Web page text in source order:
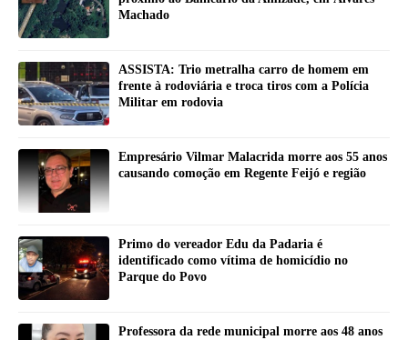
Machado
ASSISTA: Trio metralha carro de homem em
frente à rodoviária e troca tiros com a Polícia
Militar em rodovia
Empresário Vilmar Malacrida morre aos 55 anos
causando comoção em Regente Feijó e região
Primo do vereador Edu da Padaria é
identificado como vítima de homicídio no
Parque do Povo
Professora da rede municipal morre aos 48 anos